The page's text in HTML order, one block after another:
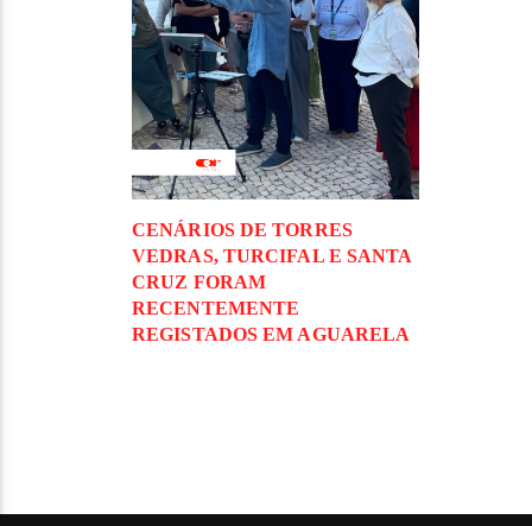
CENÁRIOS DE TORRES
VEDRAS, TURCIFAL E SANTA
CRUZ FORAM
RECENTEMENTE
REGISTADOS EM AGUARELA